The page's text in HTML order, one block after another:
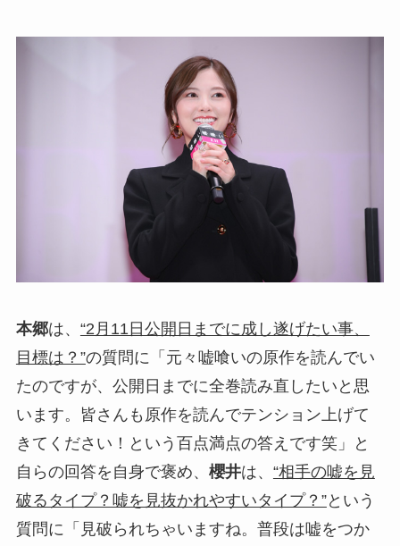
本郷は、 “2月11日公開日までに成し遂げたい事、
目標は？”の質問に「元々嘘喰いの原作を読んでい
たのですが、公開日までに全巻読み直したいと思
います。皆さんも原作を読んでテンション上げて
きてください！という百点満点の答えです笑」と
自らの回答を自身で褒め、 櫻井は、 “相手の嘘を見
破るタイプ？嘘を見抜かれやすいタイプ？”という
質問に「見破られちゃいますね。普段は嘘をつか